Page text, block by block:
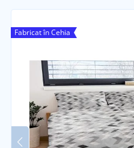
Fabricat în Cehia